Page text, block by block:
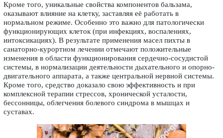
Кроме того, уникальные свойства компонентов бальзама,
оказывают влияние на клетку, заставляя её работать в
нормальном режиме. Особенно это важно для патологически
функционирующих клеток (при инфекциях, воспалениях,
интоксикациях). В результате применения масел пихты в
санаторно-курортном лечении отмечают положительные
изменения в области функционирования сердечно-сосудистой
системы, в нормализации деятельности дыхательного и опорно-
двигательного аппарата, а также центральной нервной системы.
Кроме того, средство доказало свою эффективность и при
комплексной терапии стрессов, хронической усталости,
бессонницы, облегчения болевого синдрома в мышцах и
суставах.